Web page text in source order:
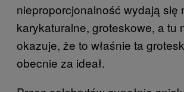
nieproporcjonalność wydają się
karykaturalne, groteskowe, a tu
okazuje, że to właśnie ta
obecnie za ideał.